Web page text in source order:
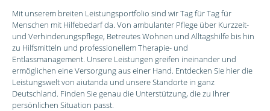
Mit unserem breiten Leistungsportfolio sind wir Tag für Tag für
Menschen mit Hilfebedarf da. Von ambulanter Pflege über Kurzzeit-
und Verhinderungspflege, Betreutes Wohnen und Alltagshilfe bis hin
zu Hilfsmitteln und professionellem Therapie- und
Entlassmanagement. Unsere Leistungen greifen ineinander und
ermöglichen eine Versorgung aus einer Hand. Entdecken Sie hier die
Leistungswelt von aiutanda und unsere Standorte in ganz
Deutschland. Finden Sie genau die Unterstützung, die zu Ihrer
persönlichen Situation passt.